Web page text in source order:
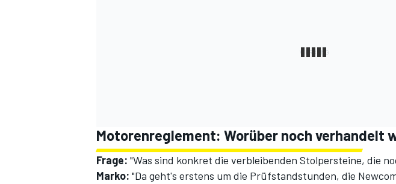
Motorenreglement: Worüber noch verhandelt
Frage: "Was sind konkret die verbleibenden Stolpersteine, die
Marko: "Da geht's erstens um die Prüfstandstunden, die